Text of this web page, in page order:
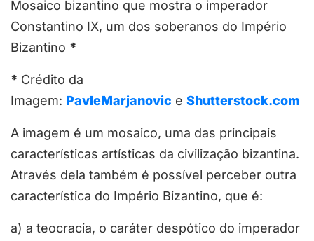
Mosaico bizantino que mostra o imperador
Constantino IX, um dos soberanos do Império
Bizantino *
* Crédito da
Imagem: PavleMarjanovic e Shutterstock.com
A imagem é um mosaico, uma das principais
características artísticas da civilização bizantina.
Através dela também é possível perceber outra
característica do Império Bizantino, que é:
a) a teocracia, o caráter despótico do imperador